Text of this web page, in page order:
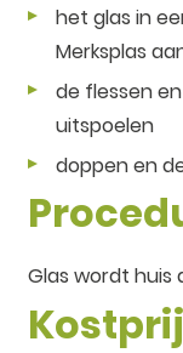
het glas in
Merksplas
de flessen
uitspoelen
doppen en
Glas wordt huis